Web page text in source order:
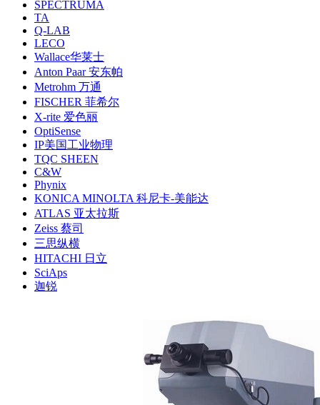
SPECTRUMA
TA
Q-LAB
LECO
Wallace华莱士
Anton Paar 安东帕
Metrohm 万通
FISCHER 菲希尔
X-rite 爱色丽
OptiSense
IP美国工业物理
TQC SHEEN
C&W
Phynix
KONICA MINOLTA 科尼卡-美能达
ATLAS 亚太拉斯
Zeiss 蔡司
三思纵横
HITACHI 日立
SciAps
迦锐